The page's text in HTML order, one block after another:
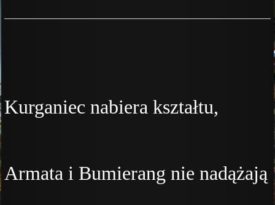
Kurganiec nabiera kształtu,
Armata i Bumierang nie nadążają